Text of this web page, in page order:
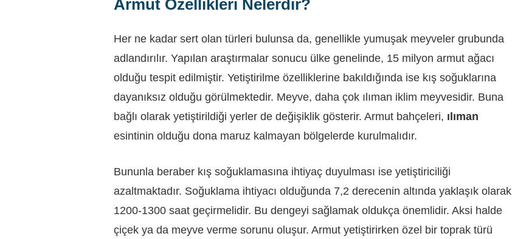
Armut Özellikleri Nelerdir?
Her ne kadar sert olan türleri bulunsa da, genellikle yumuşak meyveler grubunda
adlandırılır. Yapılan araştırmalar sonucu ülke genelinde, 15 milyon armut ağacı
olduğu tespit edilmiştir. Yetiştirilme özelliklerine bakıldığında ise kış soğuklarına
dayanıksız olduğu görülmektedir. Meyve, daha çok ılıman iklim meyvesidir. Buna
bağlı olarak yetiştirildiği yerler de değişiklik gösterir. Armut bahçeleri, ılıman
esintinin olduğu dona maruz kalmayan bölgelerde kurulmalıdır.
Bununla beraber kış soğuklamasına ihtiyaç duyulması ise yetiştiriciliği
azaltmaktadır. Soğuklama ihtiyacı olduğunda 7,2 derecenin altında yaklaşık olarak
1200-1300 saat geçirmelidir. Bu dengeyi sağlamak oldukça önemlidir. Aksi halde
çiçek ya da meyve verme sorunu oluşur. Armut yetiştirirken özel bir toprak türü